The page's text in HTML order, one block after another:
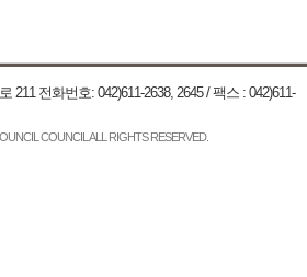
211 전화번호: 042)611-2638, 2645 / 팩스 : 042)611-
COUNCIL ALL RIGHTS RESERVED.